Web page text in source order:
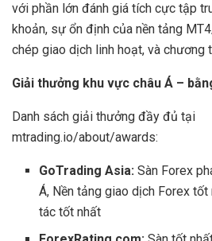
với phần lớn đánh giá tích cực tập
khoản, sự ổn định của nền tảng
chép giao dịch linh hoạt, và chương
Giải thưởng khu vực châu Á –
Danh sách giải thưởng đầy đủ tại
mtrading.io/about/awards:
GoTrading Asia: Sàn Forex
Á, Nền tảng giao dịch Forex
tác tốt nhất